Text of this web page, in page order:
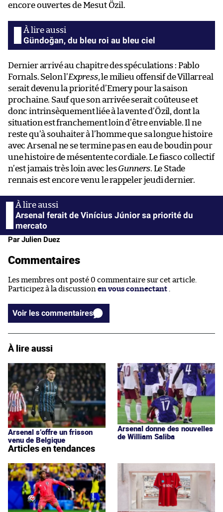
encore ouvertes de Mesut Özil.
Gündoğan, du bleu roi au bleu ciel
Dernier arrivé au chapitre des spéculations : Pablo
Fornals. Selon l’Express, le milieu offensif de Villarreal
serait devenu la priorité d’Emery pour la saison
prochaine. Sauf que son arrivée serait coûteuse et
donc intrinsèquement liée à la vente d’Özil, dont la
situation est franchement loin d’être enviable. Il ne
reste qu’à souhaiter à l’homme que sa longue histoire
avec Arsenal ne se termine pas en eau de boudin pour
une histoire de mésentente cordiale. Le fiasco collectif
n’est jamais très loin avec lesGunners. Le Stade
rennais est encore venu le rappeler jeudi dernier.
Arsenal ferait de Vinícius Júnior sa priorité du
mercato
Par Julien Duez
Commentaires
Les membres ont posté 0 commentaire sur cet article.
Participez à la discussion en vous connectant
Voir les commentaires
À lire aussi
Arsenal s’offre un frisson
venu de Belgique
Arsenal donne des nouvelles
de William Saliba
Articles en tendances